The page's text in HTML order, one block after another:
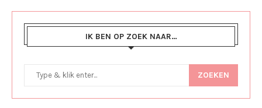
IK BEN OP ZOEK NAAR…
ZOEKEN